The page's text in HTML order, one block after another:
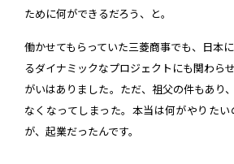
ために何ができるだろう、と。
働かせてもらっていた三菱商事でも、日本
るダイナミックなプロジェクトにも関わら
がいはありました。ただ、祖父の件もあり
なくなってしまった。本当は何がやりた
が、起業だったんです。